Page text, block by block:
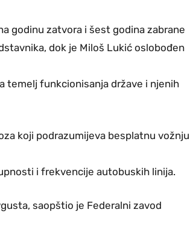
godinu zatvora i šest godina zabrane
dok je Miloš Lukić oslobođen
temelj funkcionisanja države i njenih
koji podrazumijeva besplatnu vožnju
i frekvencije autobuskih linija.
saopštio je Federalni zavod